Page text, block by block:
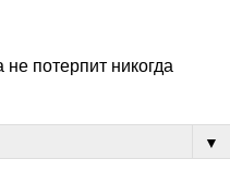
потерпит никогда
▼